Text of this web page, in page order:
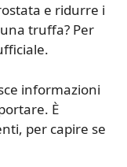
e ridurre i
truffa? Per
informazioni
È
per capire se